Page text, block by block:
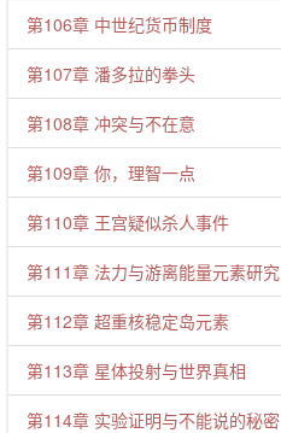
第106章 中世纪货币制度
第107章 潘多拉的拳头
第108章 冲突与不在意
第109章 你，理智一点
第110章 王宫疑似杀人事件
第111章 法力与游离能量元素研究
第112章 超重核稳定岛元素
第113章 星体投射与世界真相
第114章 实验证明与不能说的秘密